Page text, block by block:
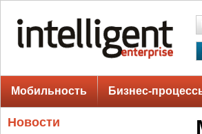
Мобильность Бизнес-
Новости